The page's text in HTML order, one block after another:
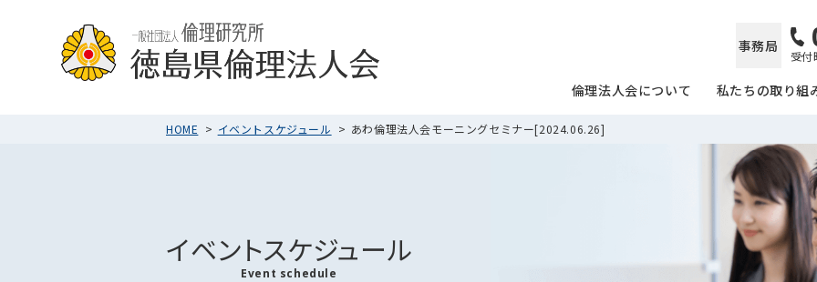
事務局
受付
倫理法人会について 私たちの取り組
HOME イベントスケジュール あわ倫理法人会モーニングセミナー[2024.06.26]
イベントスケジュール
Event schedule